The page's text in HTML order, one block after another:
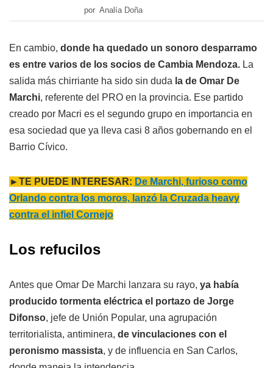
por Analía Doña
En cambio, donde ha quedado un sonoro desparramo
es entre varios de los socios de Cambia Mendoza. La
salida más chirriante ha sido sin duda la de Omar De
Marchi, referente del PRO en la provincia. Ese partido
creado por Macri es el segundo grupo en importancia en
esa sociedad que ya lleva casi 8 años gobernando en el
Barrio Cívico.
►TE PUEDE INTERESAR: De Marchi, furioso como
Orlando contra los moros, lanzó la Cruzada heavy
contra el infiel Cornejo
Los refucilos
Antes que Omar De Marchi lanzara su rayo, ya había
producido tormenta eléctrica el portazo de Jorge
Difonso, jefe de Unión Popular, una agrupación
territorialista, antiminera, de vinculaciones con el
peronismo massista, y de influencia en San Carlos,